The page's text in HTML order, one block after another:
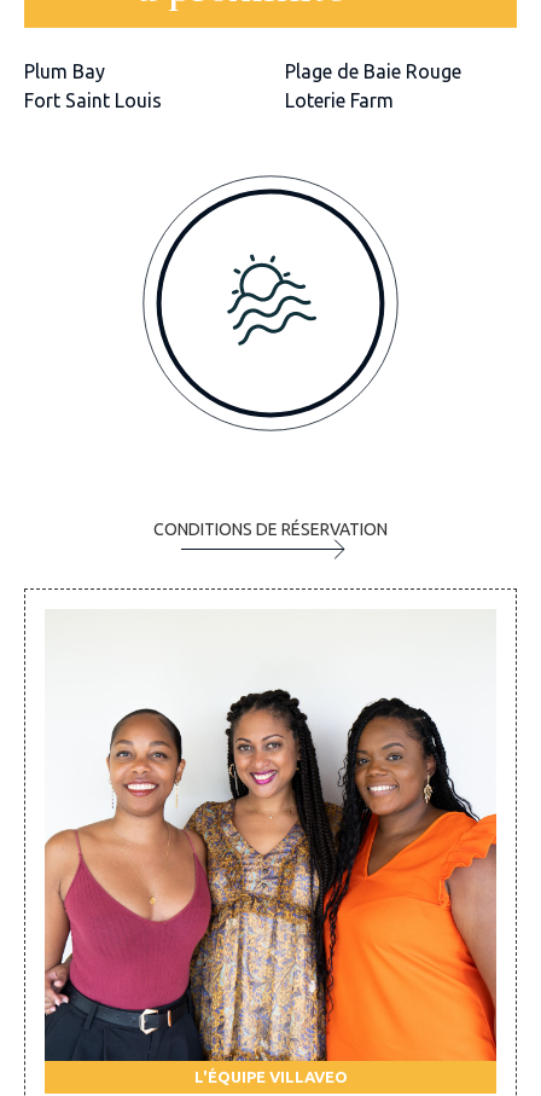
Plum Bay
Plage de Baie Rouge
Fort Saint Louis
Loterie Farm
CONDITIONS DE RÉSERVATION
L'ÉQUIPE VILLAVEO